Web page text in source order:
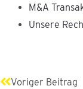
M&A
Unsere
Voriger Beitrag